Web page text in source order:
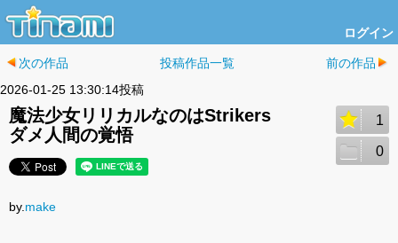
ログイン
次の作品 投稿作品一覧
前の作品
2026-01-25 13:30:14投稿
魔法少女リリカルなのはStrikers
ダメ人間の覚悟
1
0
by. make